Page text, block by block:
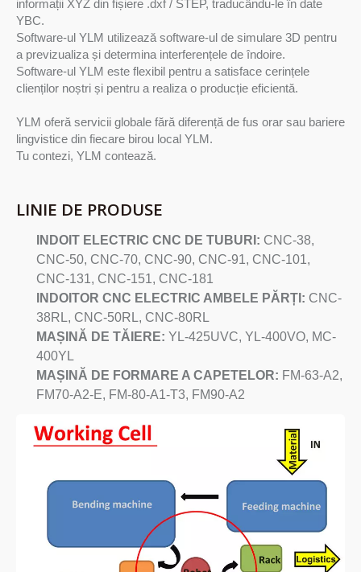
informații XYZ din fișiere .dxf / STEP, traducându-le în date
YBC.
Software-ul YLM utilizează software-ul de simulare 3D pentru
a previzualiza și determina interferențele de îndoire.
Software-ul YLM este flexibil pentru a satisface cerințele
clienților noștri și pentru a realiza o producție eficientă.
YLM oferă servicii globale fără diferență de fus orar sau bariere
lingvistice din fiecare birou local YLM.
Tu contezi, YLM contează.
LINIE DE PRODUSE
INDOIT ELECTRIC CNC DE TUBURI: CNC-38,
CNC-50, CNC-70, CNC-90, CNC-91, CNC-101,
CNC-131, CNC-151, CNC-181
INDOITOR CNC ELECTRIC AMBELE PĂRȚI: CNC-
38RL, CNC-50RL, CNC-80RL
MAȘINĂ DE TĂIERE: YL-425UVC, YL-400VO, MC-
400YL
MAȘINĂ DE FORMARE A CAPETELOR: FM-63-A2,
FM70-A2-E, FM-80-A1-T3, FM90-A2